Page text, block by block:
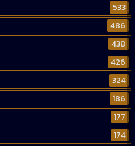
533
486
438
426
324
186
177
174